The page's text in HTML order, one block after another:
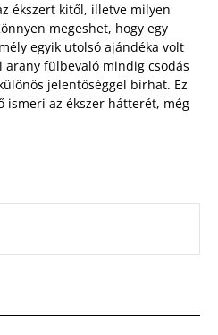
ékszert kitől, illetve milyen
megeshet, hogy egy
egyik utolsó ajándéka volt
arany fülbevaló mindig csodás
jelentőséggel bírhat. Ez
ismeri az ékszer hátterét, még